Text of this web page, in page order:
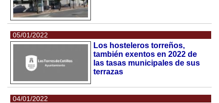
05/01/2022
Los hosteleros torreños,
también exentos en 2022 de
las tasas municipales de sus
terrazas
04/01/2022